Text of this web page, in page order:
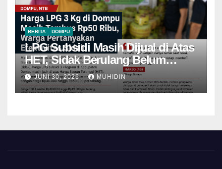
BERITA DOMPU
LPG Subsidi Masih Dijual di Atas
HET, Sidak Berulang Belum
Mampu Menekan Harga
JUNI 30, 2026 MUHIDIN